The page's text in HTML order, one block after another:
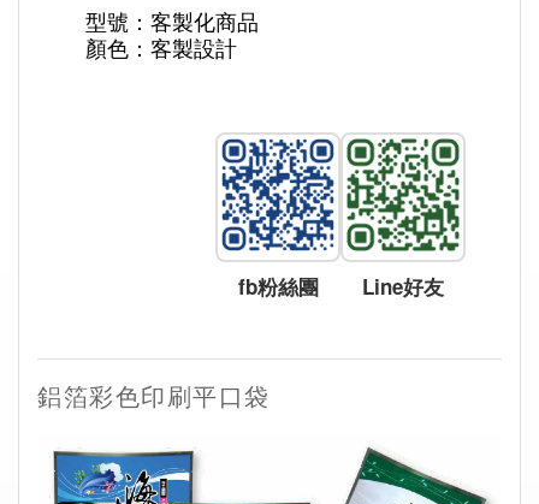
型號：客製化商品
顏色：客製設計
fb粉絲團 Line好友
鋁箔彩色印刷平口袋